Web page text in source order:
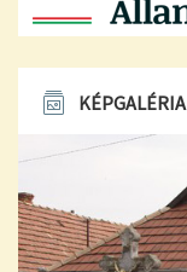
KÉPGALÉRIA